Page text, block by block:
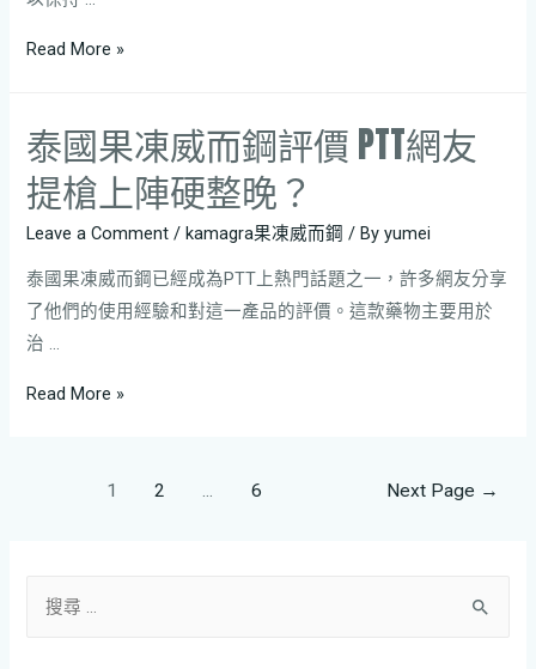
Read More »
泰國果凍威而鋼評價 PTT網友
提槍上陣硬整晚？
Leave a Comment /kamagra果凍威而鋼 / Byyumei
泰國果凍威而鋼已經成為PTT上熱門話題之一，許多網友分享
了他們的使用經驗和對這一產品的評價。這款藥物主要用於
治 …
Read More »
1 2 ... 6 Next Page →